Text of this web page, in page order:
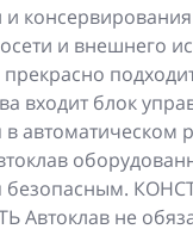
и
и внешнего
входит блок
в
безопасным.
Автоклав не